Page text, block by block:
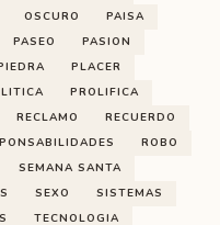
OSCURO
PAISA
PASEO
PASION
PLACER
PROLIFICA
RECLAMO
RECUERDO
ROBO
SEMANA SANTA
SEXO
SISTEMAS
TECNOLOGIA